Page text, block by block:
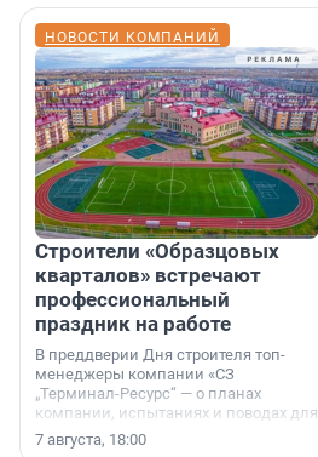
НОВОСТИ КОМПАНИЙ
Строители «Образцовых
кварталов» встречают
профессиональный
праздник на работе
В преддверии Дня строителя топ-
менеджеры компании «СЗ
„Терминал-Ресурс“ — о планах
компании, испытаниях и поводах для
осторожного оптимизма.
7 августа, 18:00